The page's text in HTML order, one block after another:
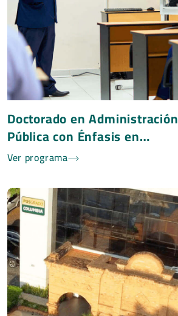
Doctorado en Administración
Pública con Énfasis en
Gobernabilidad
Ver programa